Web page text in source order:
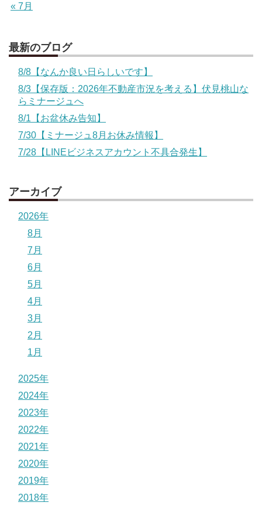
« 7月
最新のブログ
8/8【なんか良い日らしいです】
8/3【保存版：2026年不動産市況を考える】伏見桃山な
らミナージュへ
8/1【お盆休み告知】
7/30【ミナージュ8月お休み情報】
7/28【LINEビジネスアカウント不具合発生】
アーカイブ
2026年
8月
7月
6月
5月
4月
3月
2月
1月
2025年
2024年
2023年
2022年
2021年
2020年
2019年
2018年